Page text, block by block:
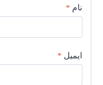
نام *
ایمیل *